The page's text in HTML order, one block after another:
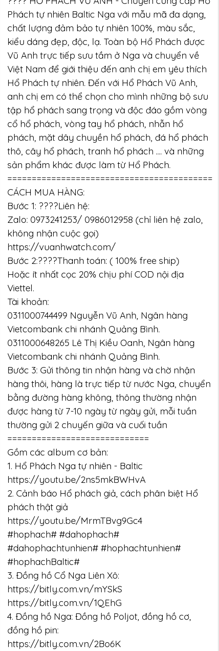
Phách tự nhiên Baltic Nga với mẫu mã đa dạng,
chất lượng đảm bảo tự nhiên 100%, màu sắc,
kiểu dáng đẹp, độc, lạ. Toàn bộ Hổ Phách được
Vũ Anh trực tiếp sưu tầm ở Nga và chuyển về
Việt Nam để giới thiệu đến anh chị em yêu thích
Hổ Phách tự nhiên. Đến với Hổ Phách Vũ Anh,
anh chị em có thể chọn cho mình những bộ sưu
tập hổ phách sang trọng và độc đáo gồm vòng
cổ hổ phách, vòng tay hổ phách, nhẫn hổ
phách, mặt dây chuyền hổ phách, đá hổ phách
thô, cây hổ phách, tranh hổ phách .... và những
sản phẩm khác được làm từ Hổ Phách.
==========================================
CÁCH MUA HÀNG:
Bước 1: ????Liên hệ:
Zalo: 0973241253/ 0986012958 (chỉ liên hệ zalo,
không nhận cuộc gọi)
https://vuanhwatch.com/
Bước 2:????Thanh toán: ( 100% free ship)
Hoặc ít nhất cọc 20% chịu phí COD nội địa
Viettel.
Tài khoản:
0311000744499 Nguyễn Vũ Anh, Ngân hàng
Vietcombank chi nhánh Quảng Bình.
0311000648265 Lê Thị Kiều Oanh, Ngân hàng
Vietcombank chi nhánh Quảng Bình.
Bước 3: Gửi thông tin nhận hàng và chờ nhận
hàng thôi, hàng là trực tiếp từ nước Nga, chuyển
bằng đường hàng không, thông thường nhận
được hàng từ 7-10 ngày từ ngày gửi, mỗi tuần
thường gửi 2 chuyến giữa và cuối tuần
=============================
Gồm các album cơ bản:
1. Hổ Phách Nga tự nhiên - Baltic
https://youtu.be/2ns5mkBWHvA
2. Cảnh báo Hổ phách giả, cách phân biệt Hổ
phách thật giả
https://youtu.be/MrmTBvg9Gc4
#hophach# #dahophach#
#dahophachtunhien# #hophachtunhien#
#hophachBaltic#
3. Đồng hồ Cổ Nga Liên Xô:
https://bitly.com.vn/mYSkS
https://bitly.com.vn/1QEhG
4. Đồng hồ Nga: Đồng hồ Poljot, đồng hồ cơ,
đồng hồ pin:
https://bitly.com.vn/2Bo6K